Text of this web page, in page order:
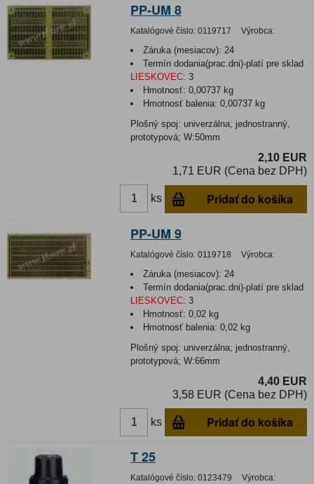
PP-UM 8
Katalógové číslo: 0119717 Výrobca:
Záruka (mesiacov): 24
Termín dodania(prac.dni)-platí pre sklad
LIESKOVEC: 3
Hmotnosť:0,00737 kg
Hmotnosť balenia:0,00737 kg
Plošný spoj: univerzálna; jednostranný,
prototypová; W:50mm
2,10 EUR
1,71 EUR (Cena bez DPH)
ks Pridať do košíka
PP-UM 9
Katalógové číslo: 0119718 Výrobca:
Záruka (mesiacov): 24
Termín dodania(prac.dni)-platí pre sklad
LIESKOVEC: 3
Hmotnosť:0,02 kg
Hmotnosť balenia:0,02 kg
Plošný spoj: univerzálna; jednostranný,
prototypová; W:66mm
4,40 EUR
3,58 EUR (Cena bez DPH)
ks Pridať do košíka
T 25
Katalógové číslo: 0123479 Výrobca: